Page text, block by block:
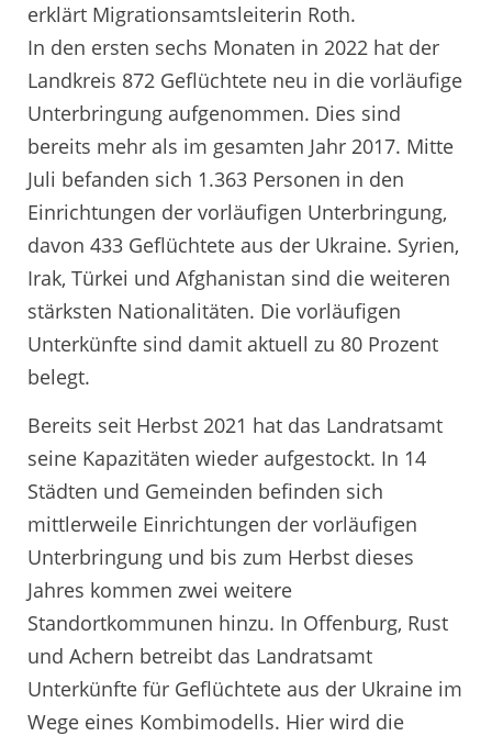
erklärt Migrationsamtsleiterin Roth.
In den ersten sechs Monaten in 2022 hat der
Landkreis 872 Geflüchtete neu in die vorläufige
Unterbringung aufgenommen. Dies sind
bereits mehr als im gesamten Jahr 2017. Mitte
Juli befanden sich 1.363 Personen in den
Einrichtungen der vorläufigen Unterbringung,
davon 433 Geflüchtete aus der Ukraine. Syrien,
Irak, Türkei und Afghanistan sind die weiteren
stärksten Nationalitäten. Die vorläufigen
Unterkünfte sind damit aktuell zu 80 Prozent
belegt.
Bereits seit Herbst 2021 hat das Landratsamt
seine Kapazitäten wieder aufgestockt. In 14
Städten und Gemeinden befinden sich
mittlerweile Einrichtungen der vorläufigen
Unterbringung und bis zum Herbst dieses
Jahres kommen zwei weitere
Standortkommunen hinzu. In Offenburg, Rust
und Achern betreibt das Landratsamt
Unterkünfte für Geflüchtete aus der Ukraine im
Wege eines Kombimodells. Hier wird die